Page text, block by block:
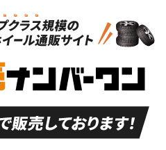
S
新車外し品（新古
付き
A
走行距離も少なく、
非常に状態の良い中
古品